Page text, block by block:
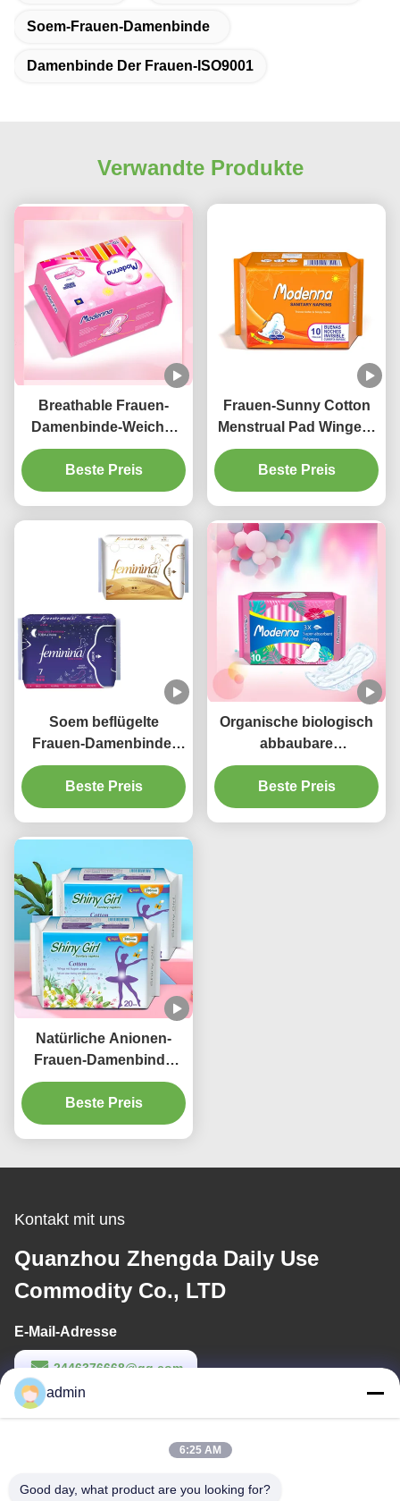
Soem-Frauen-Damenbinde
Damenbinde Der Frauen-ISO9001
Verwandte Produkte
Breathable Frauen-
Damenbinde-Weiche-
Biobaumwolle-
gesundheitliche
Auflagen 100% 285mm
Beste Preis
Frauen-Sunny Cotton
Menstrual Pad Winged-
Beste Preis
Soem beflügelte
Frauen-Damenbinde-
weibliche
Baumwollauflagen
Breathable ISO9001
Beste Preis
Organische biologisch
abbaubare
gesundheitliche
Auflagen der Damen-
Niceday Wegwerf für
Beste Preis
Natürliche Anionen-
Frauen-Damenbinde
füllt die weiche
bequeme
Wegwerfbaumwolle auf
Beste Preis
Kontakt mit uns
Quanzhou Zhengda Daily Use
Commodity Co., LTD
E-Mail-Adresse
2446376668@qq.com
Arbeitszeit
admin
6:25 AM
Good day, what product are you looking for?